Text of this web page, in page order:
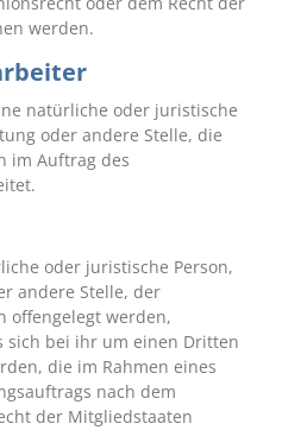
werden.
natürliche oder juristische
oder andere Stelle, die
im Auftrag des
oder juristische Person,
andere Stelle, der
offengelegt werden,
sich bei ihr um einen Dritten
die im Rahmen eines
nach dem
der Mitgliedstaaten